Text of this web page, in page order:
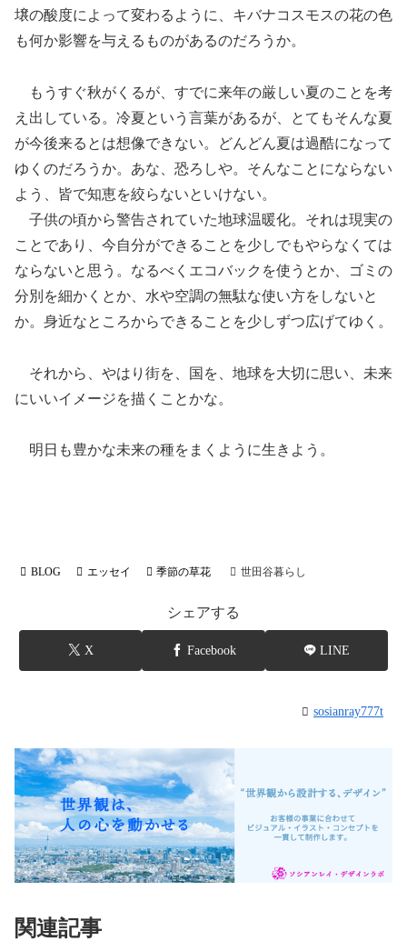
壌の酸度によって変わるように、キバナコスモスの花の色
も何か影響を与えるものがあるのだろうか。
もうすぐ秋がくるが、すでに来年の厳しい夏のことを考
え出している。冷夏という言葉があるが、とてもそんな夏
が今後来るとは想像できない。どんどん夏は過酷になって
ゆくのだろうか。あな、恐ろしや。そんなことにならない
よう、皆で知恵を絞らないといけない。
子供の頃から警告されていた地球温暖化。それは現実の
ことであり、今自分ができることを少しでもやらなくては
ならないと思う。なるべくエコバックを使うとか、ゴミの
分別を細かくとか、水や空調の無駄な使い方をしないと
か。身近なところからできることを少しずつ広げてゆく。
それから、やはり街を、国を、地球を大切に思い、未来
にいいイメージを描くことかな。
明日も豊かな未来の種をまくように生きよう。
BLOG エッセイ 季節の草花 世田谷暮らし
シェアする
X Facebook LINE
sosianray777t
関連記事